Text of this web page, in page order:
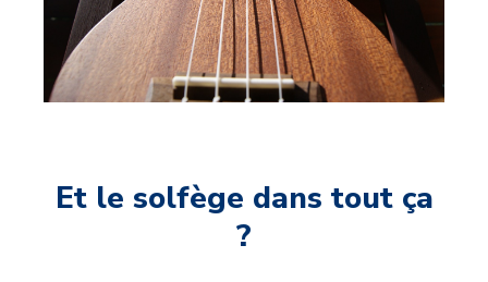
Et le solfège dans tout ça
?